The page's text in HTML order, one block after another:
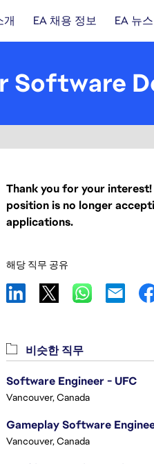
개 EA 채용 정보 EA 뉴스
Software
Thank you for your interest!
position is no longer
applications.
해당 직무 공유
비슷한 직무
Software Engineer - UFC
Vancouver, Canada
Gameplay Software
Vancouver, Canada